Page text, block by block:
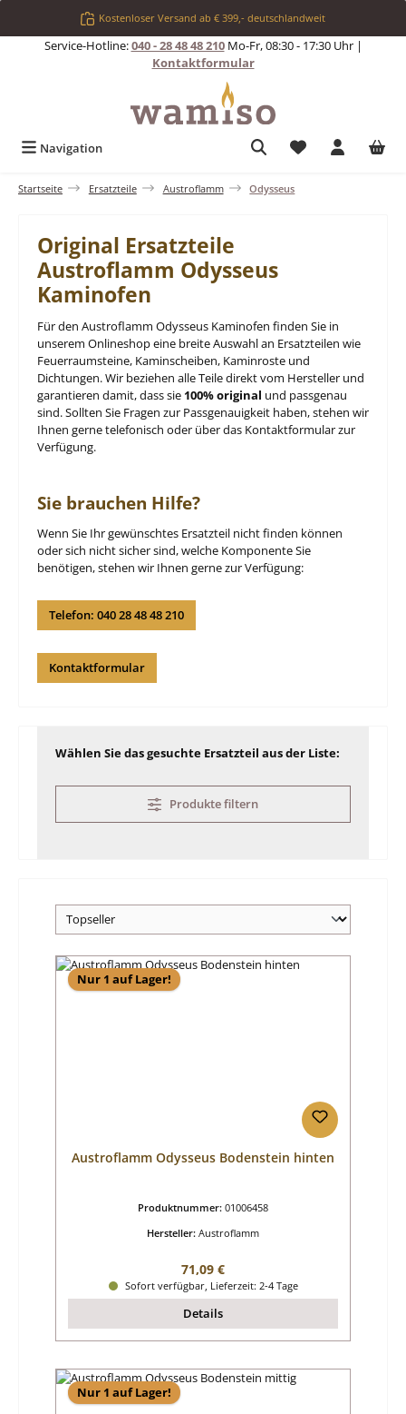
Zum Hauptinhalt springenKostenloser Versand ab € 399,- deutschlandweit
Service-Hotline:040 - 28 48 48 210Mo-Fr, 08:30 - 17:30 Uhr |
Kontaktformular
Navigation Du hast 0
Startseite Ersatzteile Austroflamm Odysseus
Original Ersatzteile
Austroflamm Odysseus
Kaminofen
Für den Austroflamm Odysseus Kaminofen finden Sie in
unserem Onlineshop eine breite Auswahl an Ersatzteilen wie
Feuerraumsteine, Kaminscheiben, Kaminroste und
Dichtungen. Wir beziehen alle Teile direkt vom Hersteller und
garantieren damit, dass sie 100% original und passgenau
sind. Sollten Sie Fragen zur Passgenauigkeit haben, stehen wir
Ihnen gerne telefonisch oder über das Kontaktformular zur
Verfügung.
Sie brauchen Hilfe?
Wenn Sie Ihr gewünschtes Ersatzteil nicht finden können
oder sich nicht sicher sind, welche Komponente Sie
benötigen, stehen wir Ihnen gerne zur Verfügung:
Telefon: 040 28 48 48 210
Kontaktformular
Wählen Sie das gesuchte Ersatzteil aus der Liste:
Produkte filtern
Nur 1 auf Lager!
Austroflamm Odysseus Bodenstein hinten
Produktnummer: 01006458
Hersteller: Austroflamm
Regulärer Preis:
71,09 €
Sofort verfügbar, Lieferzeit: 2-4 Tage
Details
Nur 1 auf Lager!